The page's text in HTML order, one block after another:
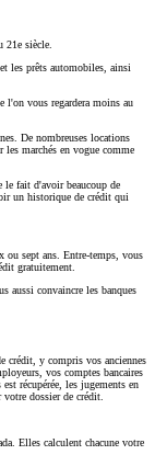
21e siècle.
les prêts automobiles, ainsi
l'on vous regardera moins au
De nombreuses locations
les marchés en vogue comme
le fait d'avoir beaucoup de
un historique de crédit qui
ou sept ans. Entre-temps, vous
gratuitement.
aussi convaincre les banques
crédit, y compris vos anciennes
vos comptes bancaires
récupérée, les jugements en
dossier de crédit.
Elles calculent chacune votre